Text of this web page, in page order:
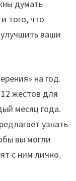
думать
того, что
ваши
на год.
жестов для
месяц года.
узнать
вы могли
с ним лично.